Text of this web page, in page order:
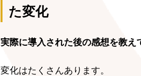
た変化
実際に導入された後の感想を教え
変化はたくさんあります。